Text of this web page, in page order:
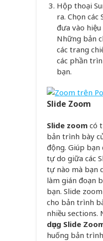
Hộp thoại
ra. Chọn các
đưa vào
Những bản
các trang
các phần
bạn.
Slide Zoom
Slide zoom có
bản trình bày
động. Giúp
tự do giữa các
tự nào mà bạn
làm gián đoạn
bạn. Slide
cho bản trình
nhiều sections.
dụng Slide
huống bản